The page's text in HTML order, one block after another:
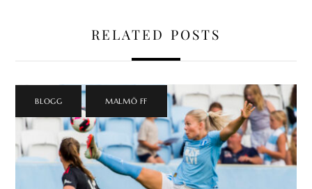
RELATED POSTS
BLOGG MALMÖ FF